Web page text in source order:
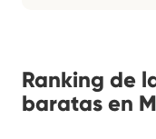
Ranking de
baratas en